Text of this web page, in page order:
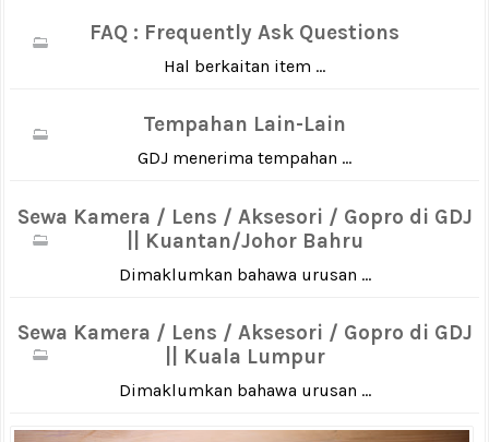
FAQ : Frequently Ask Questions
Hal berkaitan item ...
Tempahan Lain-Lain
GDJ menerima tempahan ...
Sewa Kamera / Lens / Aksesori / Gopro di GDJ
|| Kuantan/Johor Bahru
Dimaklumkan bahawa urusan ...
Sewa Kamera / Lens / Aksesori / Gopro di GDJ
|| Kuala Lumpur
Dimaklumkan bahawa urusan ...